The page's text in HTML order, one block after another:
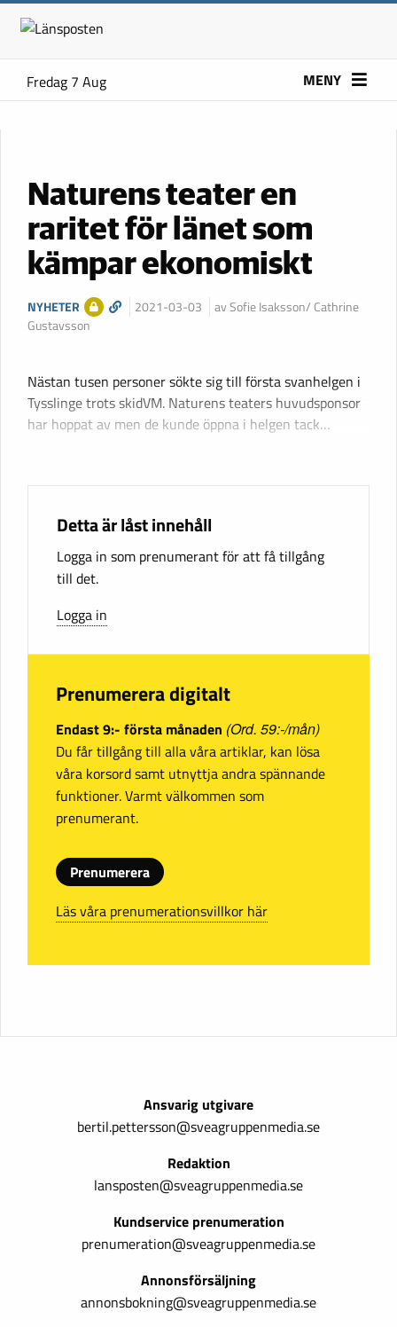
Fredag 7 Aug MENY
Naturens teater en
raritet för länet som
kämpar ekonomiskt
NYHETER 2021-03-03
av Sofie Isaksson/ Cathrine
Gustavsson
Nästan tusen personer sökte sig till första svanhelgen i
Tysslinge trots skidVM. Naturens teaters huvudsponsor
har hoppat av men de kunde öppna i helgen tack…
Detta är låst innehåll
Logga in som prenumerant för att få tillgång
till det.
Logga in
Prenumerera digitalt
Endast 9:- första månaden (Ord. 59:-/mån)
Du får tillgång till alla våra artiklar, kan lösa
våra korsord samt utnyttja andra spännande
funktioner. Varmt välkommen som
prenumerant.
Prenumerera
Läs våra prenumerationsvillkor här
Ansvarig utgivare
bertil.pettersson@sveagruppenmedia.se
Redaktion
lansposten@sveagruppenmedia.se
Kundservice prenumeration
prenumeration@sveagruppenmedia.se
Annonsförsäljning
annonsbokning@sveagruppenmedia.se